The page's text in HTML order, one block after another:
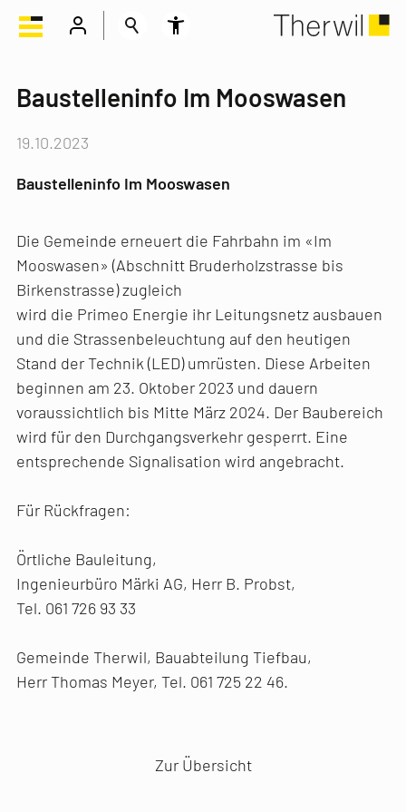
Baustelleninfo Im Mooswasen
19.10.2023
Baustelleninfo Im Mooswasen
Die Gemeinde erneuert die Fahrbahn im «Im
Mooswasen» (Abschnitt Bruderholzstrasse bis
Birkenstrasse) zugleich
wird die Primeo Energie ihr Leitungsnetz ausbauen
und die Strassenbeleuchtung auf den heutigen
Stand der Technik (LED) umrüsten. Diese Arbeiten
beginnen am 23. Oktober 2023 und dauern
voraussichtlich bis Mitte März 2024. Der Baubereich
wird für den Durchgangsverkehr gesperrt. Eine
entsprechende Signalisation wird angebracht.
Für Rückfragen:
Örtliche Bauleitung,
Ingenieurbüro Märki AG, Herr B. Probst,
Tel. 061 726 93 33
Gemeinde Therwil, Bauabteilung Tiefbau,
Herr Thomas Meyer, Tel. 061 725 22 46.
Zur Übersicht